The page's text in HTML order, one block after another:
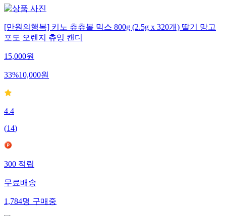
[만원의행복] 키노 츄츄볼 믹스 800g (2.5g x 320개) 딸기 망고
포도 오렌지 츄잉 캔디
15,000원
33%10,000원
4.4
(14)
300적립
무료배송
1,784명구매중